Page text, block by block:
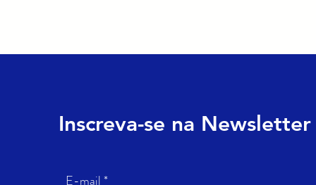
Inscreva-se na
E-mail